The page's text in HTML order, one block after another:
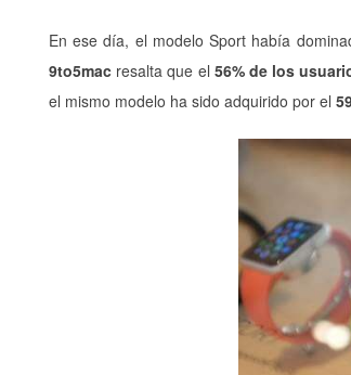
En ese día, el modelo Sport había
9to5mac resalta que el 56% de los
el mismo modelo ha sido adquirido por el